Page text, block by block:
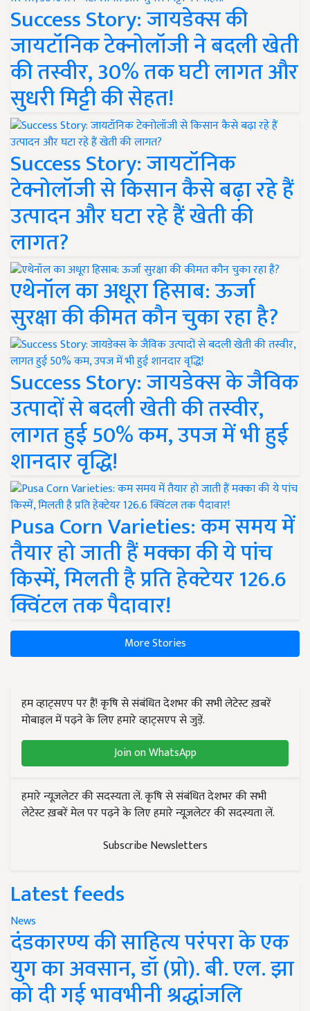
Success Story: जायडेक्स की
जायटॉनिक टेक्नोलॉजी ने बदली खेती
की तस्वीर, 30% तक घटी लागत और
सुधरी मिट्टी की सेहत!
Success Story: जायटॉनिक
टेक्नोलॉजी से किसान कैसे बढ़ा रहे हैं
उत्पादन और घटा रहे हैं खेती की
लागत?
एथेनॉल का अधूरा हिसाब: ऊर्जा
सुरक्षा की कीमत कौन चुका रहा है?
Success Story: जायडेक्स के जैविक
उत्पादों से बदली खेती की तस्वीर,
लागत हुई 50% कम, उपज में भी हुई
शानदार वृद्धि!
Pusa Corn Varieties: कम समय में
तैयार हो जाती हैं मक्का की ये पांच
किस्में, मिलती है प्रति हेक्टेयर 126.6
क्विंटल तक पैदावार!
More Stories
हम व्हाट्सएप पर हैं! कृषि से संबंधित देशभर की सभी लेटेस्ट ख़बरें
मोबाइल में पढ़ने के लिए हमारे व्हाट्सएप से जुड़ें.
Join on WhatsApp
हमारे न्यूज़लेटर की सदस्यता लें. कृषि से संबंधित देशभर की सभी
लेटेस्ट ख़बरें मेल पर पढ़ने के लिए हमारे न्यूज़लेटर की सदस्यता लें.
Subscribe Newsletters
Latest feeds
News
दंडकारण्य की साहित्य परंपरा के एक
युग का अवसान, डॉ (प्रो). बी. एल. झा
को दी गई भावभीनी श्रद्धांजलि